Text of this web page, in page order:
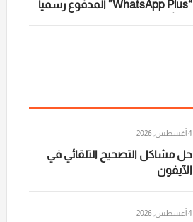
“WhatsApp Plus” المدفوع رسمياً
4 أغسطس, 2026
حل مشاكل التصحيح التلقائي في
الآيفون
4 أغسطس, 2026